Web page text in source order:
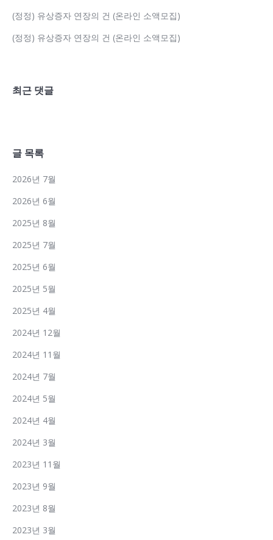
(정정) 유상증자 연장의 건 (온라인 소액모집)
(정정) 유상증자 연장의 건 (온라인 소액모집)
최근 댓글
글 목록
2026년 7월
2026년 6월
2025년 8월
2025년 7월
2025년 6월
2025년 5월
2025년 4월
2024년 12월
2024년 11월
2024년 7월
2024년 5월
2024년 4월
2024년 3월
2023년 11월
2023년 9월
2023년 8월
2023년 3월